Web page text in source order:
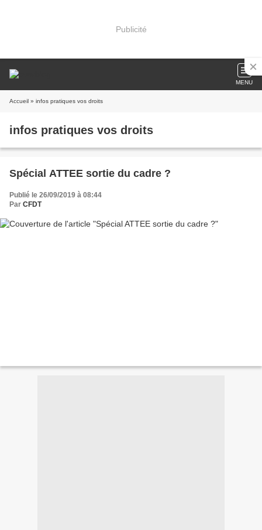
Publicité
MENU
Accueil » infos pratiques vos droits
infos pratiques vos droits
Spécial ATTEE sortie du cadre ?
Publié le 26/09/2019 à 08:44
Par CFDT